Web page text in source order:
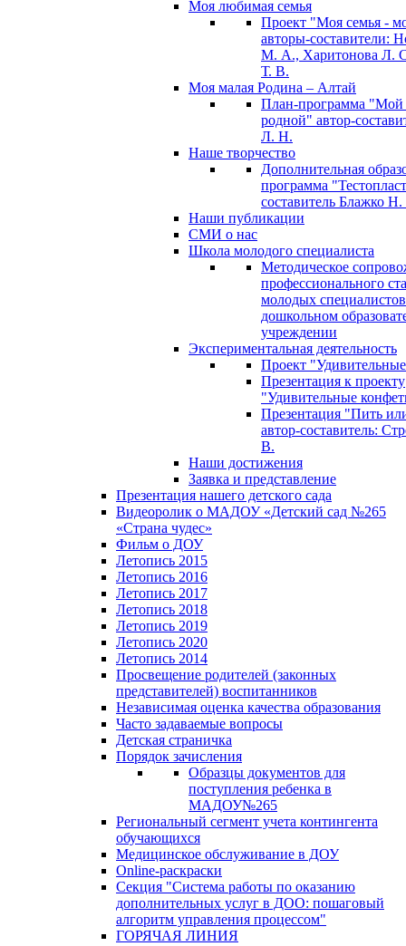
Моя любимая семья
Проект "Моя семья -
авторы-составители:
М. А., Харитонова Л.
Т. В.
Моя малая Родина – Алтай
План-программа "Мой
родной" автор-
Л. Н.
Наше творчество
Дополнительная
программа
составитель Блажко
Наши публикации
СМИ о нас
Школа молодого специалиста
Методическое
профессионального
молодых
дошкольном
учреждении
Экспериментальная деятельность
Проект
Презентация к проекту
"Удивительные
Презентация "Пить
автор-составитель:
В.
Наши достижения
Заявка и представление
Презентация нашего детского сада
Видеоролик о МАДОУ «Детский сад №265
«Страна чудес»
Фильм о ДОУ
Летопись 2015
Летопись 2016
Летопись 2017
Летопись 2018
Летопись 2019
Летопись 2020
Летопись 2014
Просвещение родителей (законных
представителей) воспитанников
Независимая оценка качества образования
Часто задаваемые вопросы
Детская страничка
Порядок зачисления
Образцы документов для
поступления ребенка в
МАДОУ№265
Региональный сегмент учета контингента
обучающихся
Медицинское обслуживание в ДОУ
Online-раскраски
Секция "Система работы по оказанию
дополнительных услуг в ДОО: пошаговый
алгоритм управления процессом"
ГОРЯЧАЯ ЛИНИЯ